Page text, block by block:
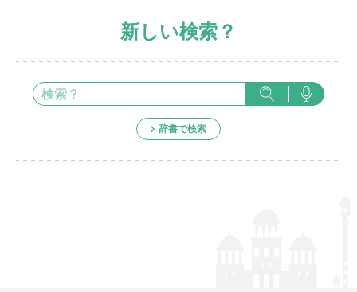
新しい検索？
辞書で検索